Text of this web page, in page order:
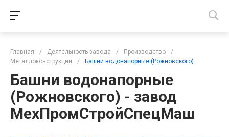
Главная / Деятельность завода / Производство
/
Металлоконструкции
/ Башни водонапорные (Рожновского)
Башни водонапорные
(Рожновского) - завод
МехПромСтройСпецМаш